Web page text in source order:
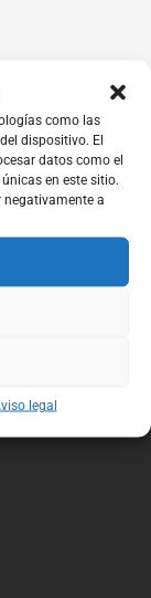
como las
dispositivo. El
datos como el
en este sitio.
negativamente a
legal